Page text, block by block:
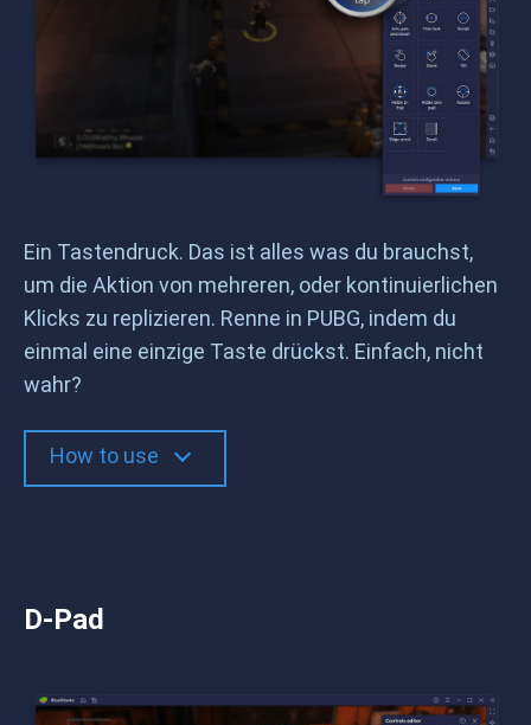
Ein Tastendruck. Das ist alles was du brauchst,
um die Aktion von mehreren, oder kontinuierlichen
Klicks zu replizieren. Renne in PUBG, indem du
einmal eine einzige Taste drückst. Einfach, nicht
wahr?
How to use
D-Pad